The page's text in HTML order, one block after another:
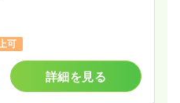
可
詳細を見る